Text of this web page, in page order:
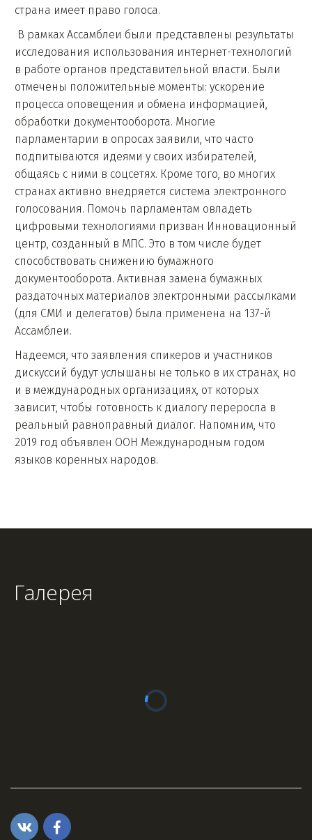
страна имеет право голоса.
В рамках Ассамблеи были представлены результаты
исследования использования интернет-технологий
в работе органов представительной власти. Были
отмечены положительные моменты: ускорение
процесса оповещения и обмена информацией,
обработки документооборота. Многие
парламентарии в опросах заявили, что часто
подпитываются идеями у своих избирателей,
общаясь с ними в соцсетях. Кроме того, во многих
странах активно внедряется система электронного
голосования. Помочь парламентам овладеть
цифровыми технологиями призван Инновационный
центр, созданный в МПС. Это в том числе будет
способствовать снижению бумажного
документооборота. Активная замена бумажных
раздаточных материалов электронными рассылками
(для СМИ и делегатов) была применена на 137-й
Ассамблеи.
Надеемся, что заявления спикеров и участников
дискуссий будут услышаны не только в их странах, но
и в международных организациях, от которых
зависит, чтобы готовность к диалогу переросла в
реальный равноправный диалог. Напомним, что
2019 год объявлен ООН Международным годом
языков коренных народов.
Галерея